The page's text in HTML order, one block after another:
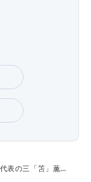
の三「笘」薫選手